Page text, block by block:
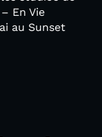
En Vie
au Sunset